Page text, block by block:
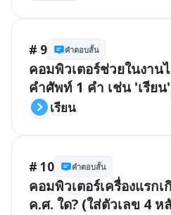
# 9 คำตอบสั้น
คอมพิวเตอร์ช่วยในงาน
คำศัพท์ 1 คำ เช่น 'เรีย
เรียน
# 10 คำตอบสั้น
คอมพิวเตอร์เครื่องแรก
ค.ศ. ใด? (ใส่ตัวเลข 4 ห